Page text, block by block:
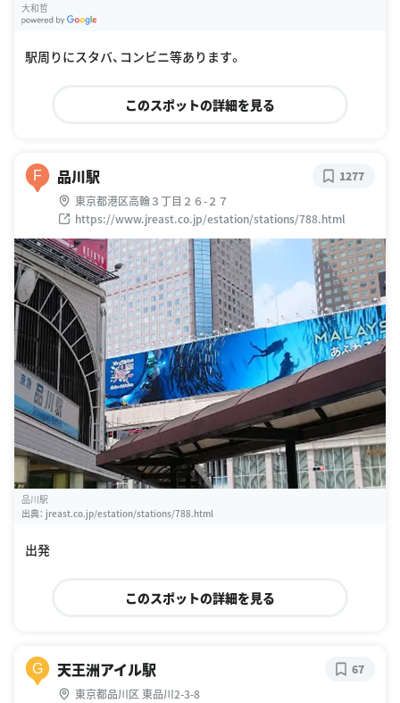
大和哲
駅周りにスタバ、コンビニ等あります。
このスポットの詳細を見る
F 品川駅
東京都港区高輪３丁目２６-２７
https://www.jreast.co.jp/estation/stations/788.html
1277
品川駅
出典： jreast.co.jp/estation/stations/788.html
出発
このスポットの詳細を見る
G 天王洲アイル駅
東京都品川区 東品川2-3-8
67